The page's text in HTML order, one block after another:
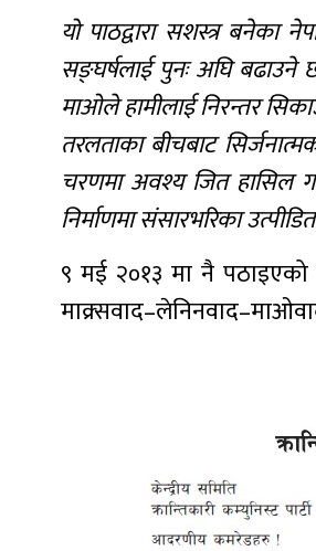
यो पाठद्वारा सशस्त्र बनेका
सङ्घर्षलाई पुनः अघि बढाउने
माओले हामीलाई निरन्तर
तरलताका बीचबाट
चरणमा अवश्य जित हासिल
निर्माणमा संसारभरिका
९ मई २०१३ मा नै पठाइएको